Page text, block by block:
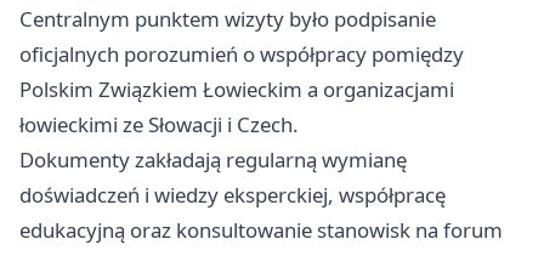
Centralnym punktem wizyty było podpisanie
oficjalnych porozumień o współpracy pomiędzy
Polskim Związkiem Łowieckim a organizacjami
łowieckimi ze Słowacji i Czech.
Dokumenty zakładają regularną wymianę
doświadczeń i wiedzy eksperckiej, współpracę
edukacyjną oraz konsultowanie stanowisk na forum